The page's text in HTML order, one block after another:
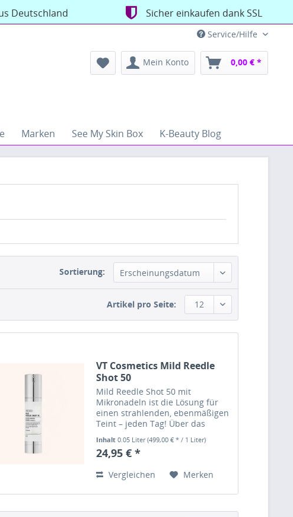
Deutschland Sicher einkaufen dank SSL
Service/Hilfe
Mein Konto 0,00 € *
Marken See My Skin Box K-Beauty Blog
Sortierung: Erscheinungsdatum
Artikel pro Seite: 12
VT Cosmetics Mild Reedle
Shot 50
Mild Reedle Shot 50 mit
Mikronadeln ist die Lösung für
einen strahlenden, ebenmäßigen
Teint – jeden Tag! Über das
Produkt: Mild Reedle Shot 50 ist
ein innovativer Gesichtsbooster
mit Mikronadeln, dessen
Inhalt0.05 Liter(499,00 € * / 1 Liter)
24,95 € *
Vergleichen Merken